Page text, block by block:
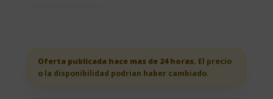
Oferta publicada hace mas de 24 horas. El precio
o la disponibilidad podrian haber cambiado.